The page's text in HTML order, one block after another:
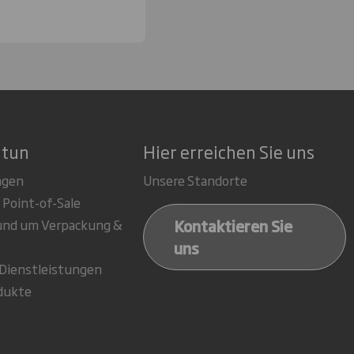
Point-of-Sale
um Verpackung &
Hier erreichen Sie uns
Unsere Standorte
Kontaktieren Sie
uns